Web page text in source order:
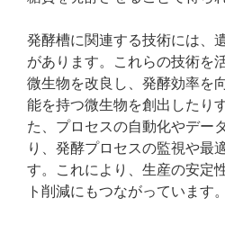
発酵槽に関連する技術には、
があります。これらの技術を
微生物を改良し、発酵効率を
能を持つ微生物を創出したり
た、プロセスの自動化やデー
り、発酵プロセスの監視や最
す。これにより、生産の安定
ト削減にもつながっています。